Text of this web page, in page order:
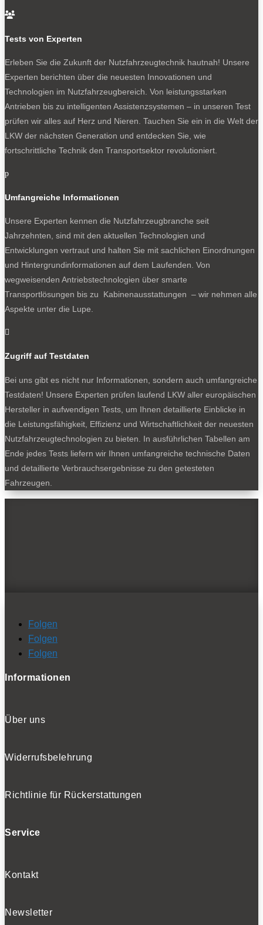

Tests von Experten
Erleben Sie die Zukunft der Nutzfahrzeugtechnik hautnah! Unsere
Experten berichten über die neuesten Innovationen und
Technologien im Nutzfahrzeugbereich. Von leistungsstarken
Antrieben bis zu intelligenten Assistenzsystemen – in unseren Test
prüfen wir alles auf Herz und Nieren. Tauchen Sie ein in die Welt der
LKW der nächsten Generation und entdecken Sie, wie
fortschrittliche Technik den Transportsektor revolutioniert.
p
Umfangreiche Informationen
Unsere Experten kennen die Nutzfahrzeugbranche seit
Jahrzehnten, sind mit den aktuellen Technologien und
Entwicklungen vertraut und halten Sie mit sachlichen Einordnungen
und Hintergrundinformationen auf dem Laufenden. Von
wegweisenden Antriebstechnologien über smarte
Transportlösungen bis zu Kabinenausstattungen – wir nehmen alle
Aspekte unter die Lupe.

Zugriff auf Testdaten
Bei uns gibt es nicht nur Informationen, sondern auch umfangreiche
Testdaten! Unsere Experten prüfen laufend LKW aller europäischen
Hersteller in aufwendigen Tests, um Ihnen detaillierte Einblicke in
die Leistungsfähigkeit, Effizienz und Wirtschaftlichkeit der neuesten
Nutzfahrzeugtechnologien zu bieten. In ausführlichen Tabellen am
Ende jedes Tests liefern wir Ihnen umfangreiche technische Daten
und detaillierte Verbrauchsergebnisse zu den getesteten
Fahrzeugen.
Folgen
Folgen
Folgen
Informationen
Über uns
Widerrufsbelehrung
Richtlinie für Rückerstattungen
Service
Kontakt
Newsletter